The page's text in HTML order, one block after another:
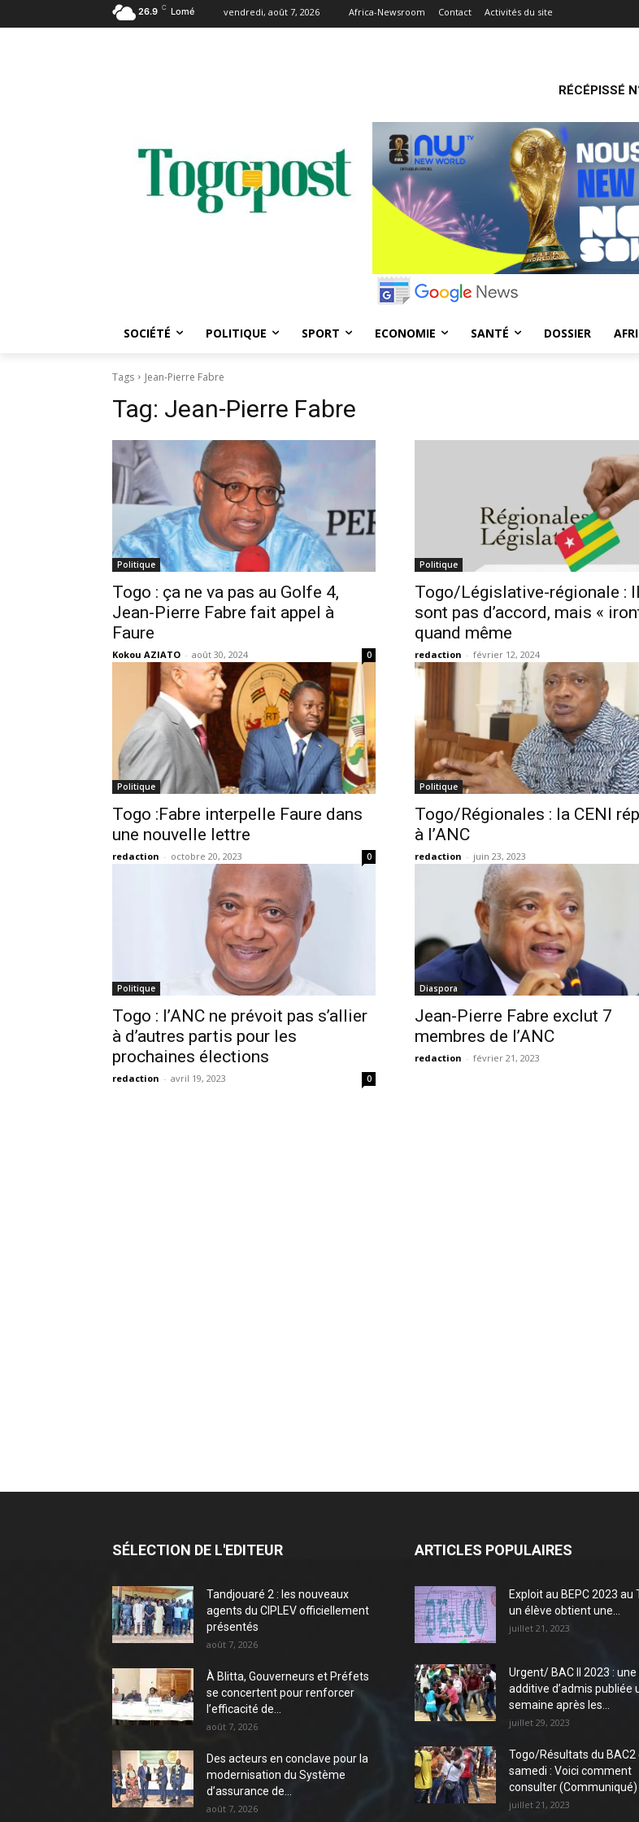
26.9 C Lomé vendredi, août 7, 2026 Africa-Newsroom Contact Activités du site
RÉCÉPISSÉ
SOCIÉTÉ POLITIQUE SPORT ECONOMIE SANTÉ DOSSIER
Tags Jean-Pierre Fabre
Tag: Jean-Pierre Fabre
Politique
Togo : ça ne va pas au Golfe 4,
Jean-Pierre Fabre fait appel à
Faure
Kokou AZIATO - août 30, 2024 0
Politique
Togo/Législative-régionale :
sont pas d’accord, mais «
quand même
redaction - février 12, 2024
Politique
Togo :Fabre interpelle Faure dans
une nouvelle lettre
redaction - octobre 20, 2023 0
Politique
Togo/Régionales : la CENI
à l’ANC
redaction - juin 23, 2023
Politique
Togo : l’ANC ne prévoit pas s’allier
à d’autres partis pour les
prochaines élections
redaction - avril 19, 2023 0
Diaspora
Jean-Pierre Fabre exclut 7
membres de l’ANC
redaction - février 21, 2023
SÉLECTION DE L'EDITEUR
Tandjouaré 2 : les nouveaux
agents du CIPLEV officiellement
présentés
août 7, 2026
À Blitta, Gouverneurs et Préfets
se concertent pour renforcer
l’efficacité de...
août 7, 2026
Des acteurs en conclave pour la
modernisation du Système
d’assurance de...
août 7, 2026
ARTICLES POPULAIRES
Exploit au BEPC 2023 au
un élève obtient une...
juillet 21, 2023
Urgent/ BAC II 2023 : une
additive d’admis publiée
semaine après les...
juillet 29, 2023
Togo/Résultats du BAC2
samedi : Voici comment
consulter (Communiqué)
juillet 21, 2023